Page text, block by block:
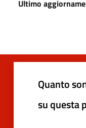
Ultimo
Quanto
su questa